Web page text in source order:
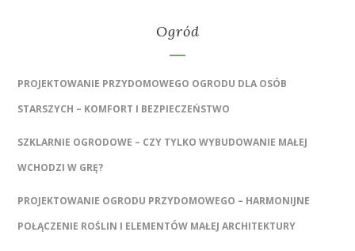
Ogród
PROJEKTOWANIE PRZYDOMOWEGO OGRODU DLA OSÓB
STARSZYCH – KOMFORT I BEZPIECZEŃSTWO
SZKLARNIE OGRODOWE – CZY TYLKO WYBUDOWANIE MAŁEJ
WCHODZI W GRĘ?
PROJEKTOWANIE OGRODU PRZYDOMOWEGO – HARMONIJNE
POŁĄCZENIE ROŚLIN I ELEMENTÓW MAŁEJ ARCHITEKTURY